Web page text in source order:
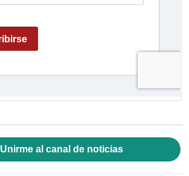
Unirme al canal de noticias